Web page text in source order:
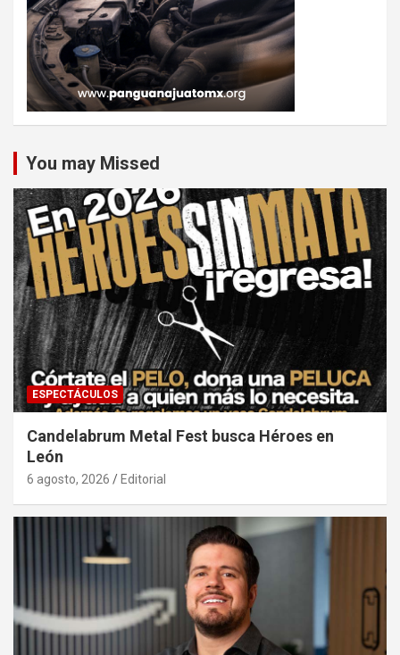
You may Missed
ESPECTÁCULOS
Candelabrum Metal Fest busca Héroes en
León
6 agosto, 2026 Editorial